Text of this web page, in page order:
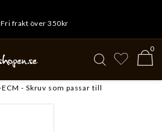
Fri frakt över 350kr
0
ECM - Skruv som passar till